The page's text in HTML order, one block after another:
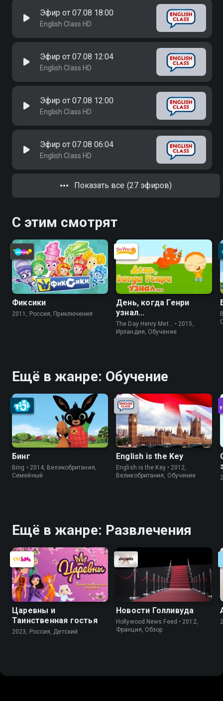
Эфир от 07.08 18:00
English Class HD
Эфир от 07.08 12:04
English Class HD
Эфир от 07.08 12:00
English Class HD
Эфир от 07.08 06:04
English Class HD
Показать все (27 эфиров)
С этим смотрят
Фиксики
2011, Россия, Приключения
День, когда Генри
узнал...
The Day Henry Met… • 2015,
Ирландия, Обучение
Ещё в жанре: Обучение
Бинг
Bing • 2014, Великобритания,
Cемейный
English is the Key
English is the Key • 2012,
Великобритания, Обучение
Ещё в жанре: Развлечения
Царевны и
Таинственная гостья
2023, Россия, Детский
Новости Голливуда
Hollywood News Feed • 2012,
Франция, Обзор